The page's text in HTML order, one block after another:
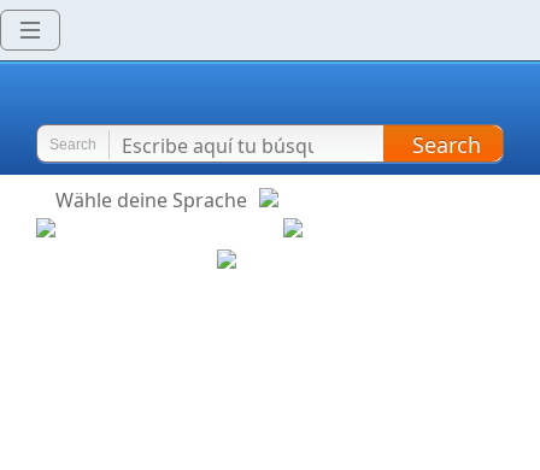
Search Search
Wähle deine Sprache